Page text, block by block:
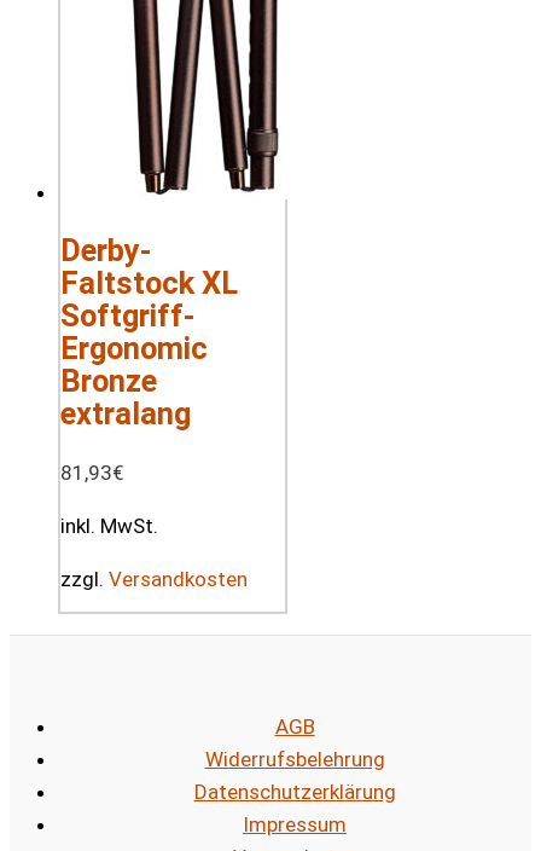
Derby-
Faltstock XL
Softgriff-
Ergonomic
Bronze
extralang
81,93€
inkl. MwSt.
zzgl. Versandkosten
AGB
Widerrufsbelehrung
Datenschutzerklärung
Impressum